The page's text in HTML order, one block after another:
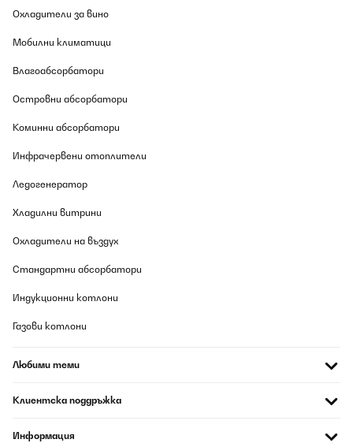
Atmosphäre ein, ohne zu stören.Die Installationsanleitung war
professionelle Hilfe einbauen. Ich empfehle den Einbau aber
Stückchen wiegt.
Amazon-Benutzer
Охладители за вино
Мобилни климатици
Влагоабсорбатори
Островни абсорбатори
Коминни абсорбатори
Инфрачервени отоплители
Ледогенератор
Хладилни витрини
Охладители на въздух
Стандартни абсорбатори
Индукционни котлони
Газови котлони
Любими теми
Клиентска поддръжка
Информация